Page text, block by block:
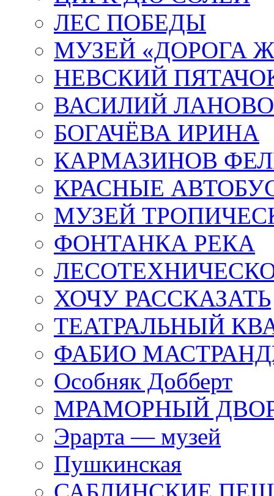
ЛЕС ПОБЕДЫ
МУЗЕЙ «ДОРОГА
НЕВСКИЙ
ВАСИЛИЙ
БОГАЧЁВА ИРИНА
КАРМАЗИНОВ
КРАСНЫЕ
МУЗЕЙ
ФОНТАНКА РЕКА
ХОЧУ РАССКАЗАТЬ
ТЕАТРАЛЬНЫЙ
ФАБИО
Особняк Добберт
МРАМОРНЫЙ
Эрарта — музей
Пушкинская